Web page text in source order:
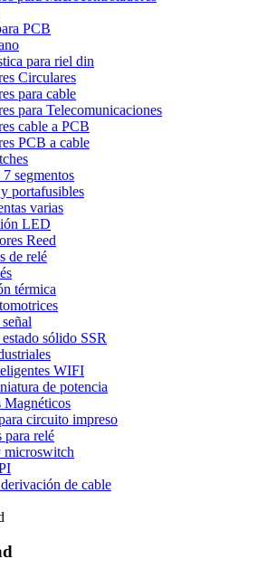
PCB
para riel din
Circulares
para cable
para Telecomunicaciones
cable a PCB
PCB a cable
segmentos
portafusibles
varias
LED
Reed
de relé
térmica
sólido SSR
WIFI
de potencia
Magnéticos
circuito impreso
para relé
microswitch
de cable